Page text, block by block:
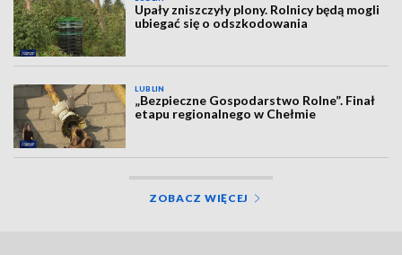
Upały zniszczyły plony. Rolnicy będą mogli
ubiegać się o odszkodowania
LUBLIN
„Bezpieczne Gospodarstwo Rolne”. Finał
etapu regionalnego w Chełmie
ZOBACZ WIĘCEJ